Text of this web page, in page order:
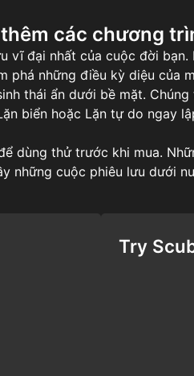
các chương
vĩ đại nhất của cuộc đời
phá những điều kỳ diệu
thái ẩn dưới bề mặt.
biển hoặc Lặn tự do ngay
dùng thử trước khi mua.
những cuộc phiêu lưu dưới
Try